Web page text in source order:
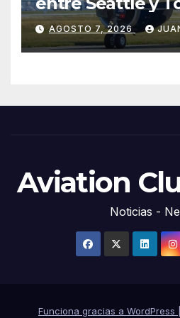
desde marzo de
AGOSTO 7, 2026
Aviation
Noticias -
Funciona gracias a WordPress